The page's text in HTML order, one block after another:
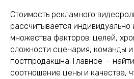
Стоимость рекламного
рассчитывается индивидуально
множества факторов: целей,
сложности сценария, команды
постпродакшна. Главное —
соотношение цены и качества,